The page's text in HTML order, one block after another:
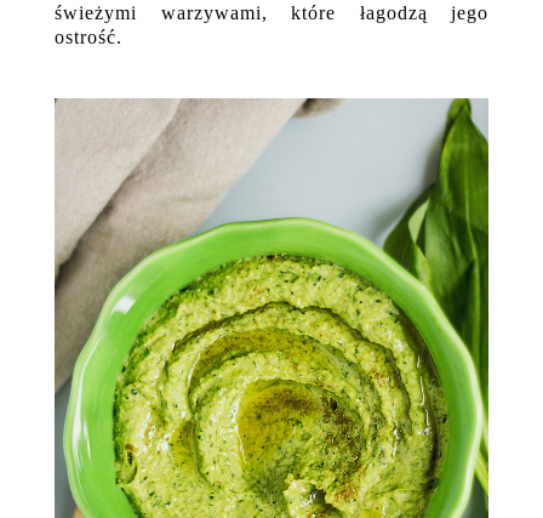
świeżymi warzywami, które łagodzą jego
ostrość.